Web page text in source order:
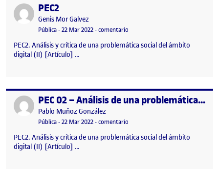
Publicado por
PEC2
Publicado por
Genis Mor Galvez
Visibilidad:
Pública-Fecha de publicación
22 Mar 20227 abril, 2022 5:50 pm
-comentario
PEC2. Análisis y crítica de una problemática social del ámbito
digital (II) [Artículo] …
Publicado por PEC 02 – Análisis de una problemática social y cultural del ámbito digital (II)
Publicado por
Pablo Muñoz González
Visibilidad:
Pública-Fecha de publicación
22 Mar 202222 marzo, 2022 3:38 pm
-comentario
PEC2. Análisis y crítica de una problemática social del ámbito
digital (II) [Artículo] …